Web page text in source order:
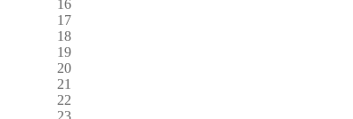
16
17
18
19
20
21
22
23